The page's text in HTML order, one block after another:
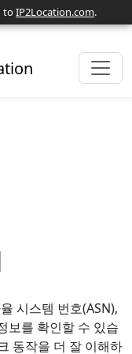
toIP2Location.com.
시스템 번호(ASN),
보를 확인할 수 있습
동작을 더 잘 이해하